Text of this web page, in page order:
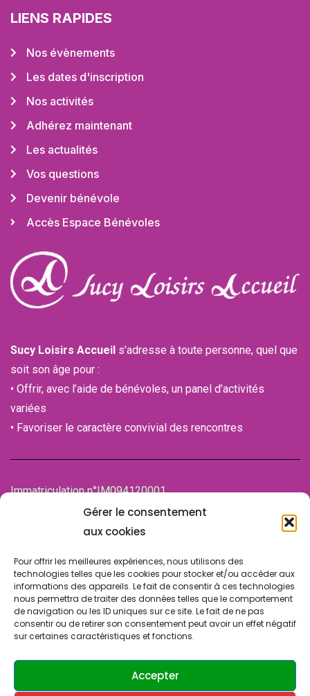
Gérer le consentement
aux cookies
Pour offrir les meilleures expériences, nous utilisons des
technologies telles que les cookies pour stocker et/ou accéder aux
informations des appareils. Le fait de consentir à ces technologies
nous permettra de traiter des données telles que le comportement
de navigation ou les ID uniques sur ce site. Le fait de ne pas
consentir ou de retirer son consentement peut avoir un effet négatif
sur certaines caractéristiques et fonctions.
Accepter
LIENS RAPIDES
Nos évènements
Les dates d'inscription
Nos activités
Adhérez maintenant
Les actualités
Vos questions
Devenir bénévole
Accès Espace Bénévoles
Sucy Loisirs Accueil s’adresse à toute personne, quel que
soit son âge pour :
• Offrir, avec l’aide de bénévoles, un panel d’activités
variées
• Favoriser le caractère convivial des rencontres
Immatriculation n°IM094120001
de la Chambre des associations (CDA)
94100 SAINT-MAUR-DES-FOSSES
Design & Développement par